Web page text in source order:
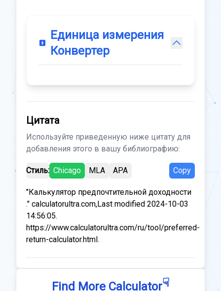
Единица измерения
Конвертер
Цитата
Используйте приведенную ниже цитату для
добавления этого в вашу библиографию:
Стиль: Chicago MLA APA Copy
"Калькулятор предпочтительной доходности
." calculatorultra.com,Last modified 2024-10-03
14:56:05.
https://www.calculatorultra.com/ru/tool/preferred-
return-calculator.html.
Find More Calculator☟